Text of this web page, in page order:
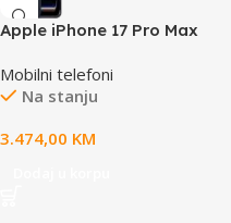
Apple iPhone 17 Pro Max
Mobilni telefoni
Na stanju
3.474,00 KM